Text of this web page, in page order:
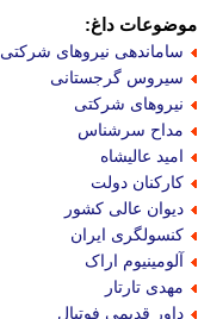
موضوعات داغ:
ساماندهی نیروهای شرکتی
سیروس گرجستانی
نیروهای شرکتی
مداح سرشناس
امید عالیشاه
کارکنان دولت
دیوان عالی کشور
کنسولگری ایران
آلومینیوم اراک
مهدی تارتار
داور قدیمی فوتبال